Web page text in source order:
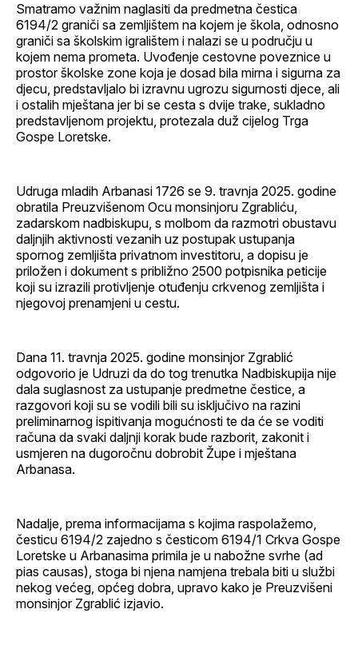
Smatramo važnim naglasiti da predmetna čestica
6194/2 graniči sa zemljištem na kojem je škola, odnosno
graniči sa školskim igralištem i nalazi se u području u
kojem nema prometa. Uvođenje cestovne poveznice u
prostor školske zone koja je dosad bila mirna i sigurna za
djecu, predstavljalo bi izravnu ugrozu sigurnosti djece, ali
i ostalih mještana jer bi se cesta s dvije trake, sukladno
predstavljenom projektu, protezala duž cijelog Trga
Gospe Loretske.
Udruga mladih Arbanasi 1726 se 9. travnja 2025. godine
obratila Preuzvišenom Ocu monsinjoru Zgrabliću,
zadarskom nadbiskupu, s molbom da razmotri obustavu
daljnjih aktivnosti vezanih uz postupak ustupanja
spornog zemljišta privatnom investitoru, a dopisu je
priložen i dokument s približno 2500 potpisnika peticije
koji su izrazili protivljenje otuđenju crkvenog zemljišta i
njegovoj prenamjeni u cestu.
Dana 11. travnja 2025. godine monsinjor Zgrablić
odgovorio je Udruzi da do tog trenutka Nadbiskupija nije
dala suglasnost za ustupanje predmetne čestice, a
razgovori koji su se vodili bili su isključivo na razini
preliminarnog ispitivanja mogućnosti te da će se voditi
računa da svaki daljnji korak bude razborit, zakonit i
usmjeren na dugoročnu dobrobit Župe i mještana
Arbanasa.
Nadalje, prema informacijama s kojima raspolažemo,
česticu 6194/2 zajedno s česticom 6194/1 Crkva Gospe
Loretske u Arbanasima primila je u nabožne svrhe (ad
pias causas), stoga bi njena namjena trebala biti u službi
nekog većeg, općeg dobra, upravo kako je Preuzvišeni
monsinjor Zgrablić izjavio.